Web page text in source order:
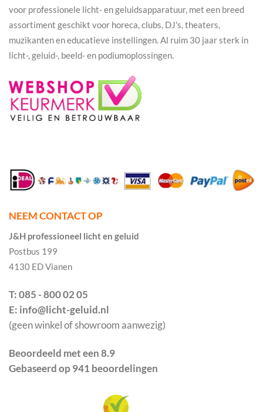
voor professionele licht- en geluidsapparatuur, met een breed
assortiment geschikt voor horeca, clubs, DJ's, theaters,
muzikanten en educatieve instellingen. Al ruim 30 jaar sterk in
licht-, geluid-, beeld- en podiumoplossingen.
NEEM CONTACT OP
J&H professioneel licht en geluid
Postbus 199
4130 ED Vianen
T: 085 - 800 02 05
E: info@licht-geluid.nl
(geen winkel of showroom aanwezig)
Beoordeeld met een 8.9
Gebaseerd op 941 beoordelingen